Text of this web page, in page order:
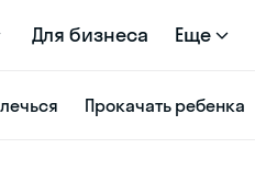
Для бизнеса Еще
Прокачать ребенка